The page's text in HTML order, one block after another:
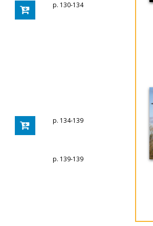
p. 130-134
p. 134-139
p. 139-139